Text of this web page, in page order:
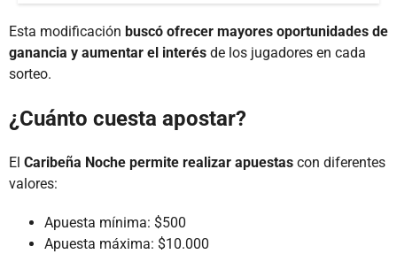
Esta modificación buscó ofrecer mayores oportunidades de
ganancia y aumentar el interés de los jugadores en cada
sorteo.
¿Cuánto cuesta apostar?
El Caribeña Noche permite realizar apuestas con diferentes
valores:
Apuesta mínima: $500
Apuesta máxima: $10.000